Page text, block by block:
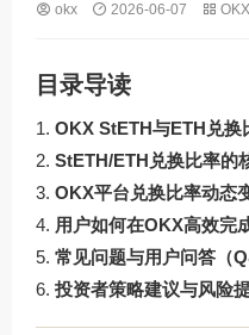
okx 2026-06-07
目录导读
OKX StETH与ETH兑换
StETH/ETH兑换比率的
OKX平台兑换比率动态
用户如何在OKX高效完
常见问题与用户问答（
投资者策略建议与风险